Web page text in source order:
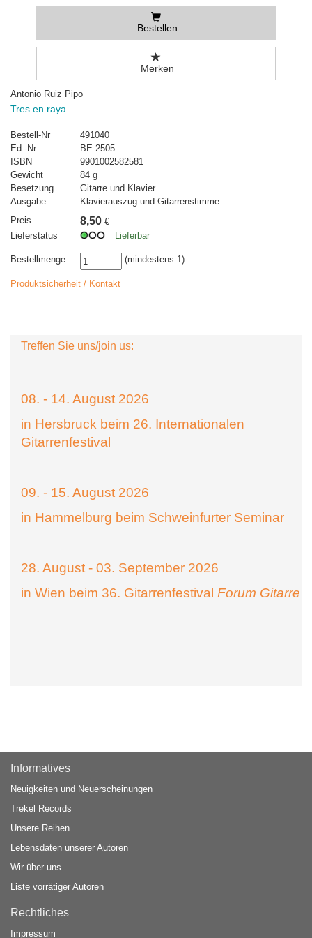
Bestellen
Merken
Antonio Ruiz Pipo
Tres en raya
Bestell-Nr
491040
Ed.-Nr
BE 2505
ISBN
9901002582581
Gewicht
84 g
Besetzung
Gitarre und Klavier
Ausgabe
Klavierauszug und Gitarrenstimme
Preis
8,50 €
Lieferstatus
Lieferbar
Bestellmenge (mindestens 1)
Produktsicherheit / Kontakt
Treffen Sie uns/join us:
08. - 14. August 2026
in Hersbruck beim 26. Internationalen
Gitarrenfestival
09. - 15. August 2026
in Hammelburg beim Schweinfurter Seminar
28. August - 03. September 2026
in Wien beim 36. Gitarrenfestival Forum Gitarre
Informatives
Neuigkeiten und Neuerscheinungen
Trekel Records
Unsere Reihen
Lebensdaten unserer Autoren
Wir über uns
Liste vorrätiger Autoren
Rechtliches
Impressum